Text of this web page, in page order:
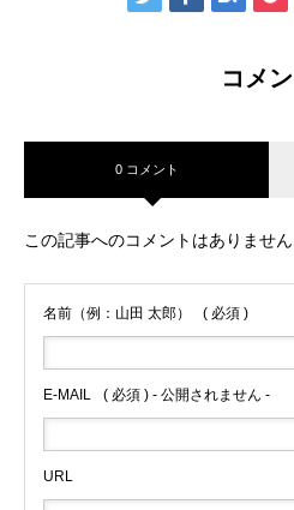
コメ
0 コメント
この記事へのコメントはありません
名前（例：山田 太郎） ( 必須 )
E-MAIL ( 必須 ) - 公開されません -
URL